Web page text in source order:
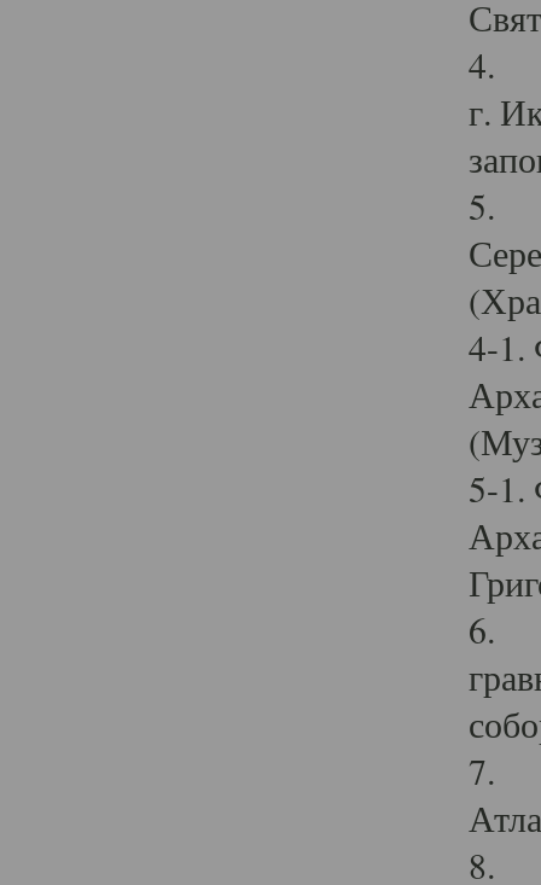
4.
г.
5.
4-1.
5-1.
6.
7.
8.